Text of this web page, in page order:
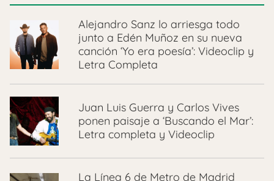
Alejandro Sanz lo arriesga todo
junto a Edén Muñoz en su nueva
canción ‘Yo era poesía’: Videoclip y
Letra Completa
Juan Luis Guerra y Carlos Vives
ponen paisaje a ‘Buscando el Mar’:
Letra completa y Videoclip
La Línea 6 de Metro de Madrid